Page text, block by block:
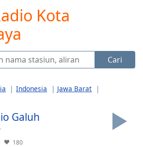
Kota
Cari
Indonesia
Jawa Barat
Galuh
180